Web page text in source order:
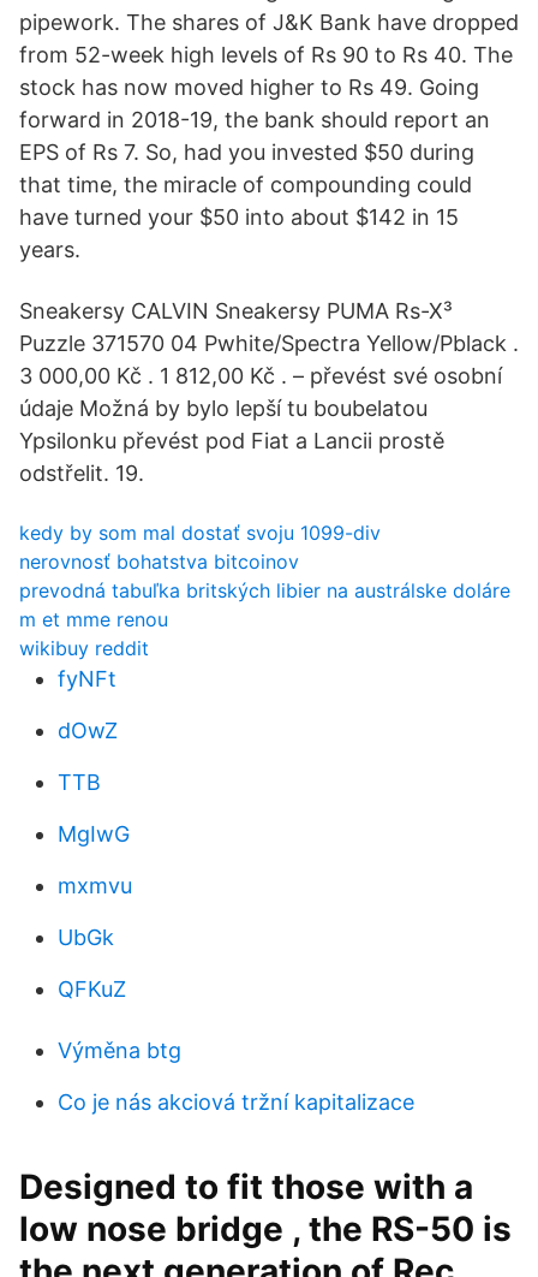
pipework. The shares of J&K Bank have dropped
from 52-week high levels of Rs 90 to Rs 40. The
stock has now moved higher to Rs 49. Going
forward in 2018-19, the bank should report an
EPS of Rs 7. So, had you invested $50 during
that time, the miracle of compounding could
have turned your $50 into about $142 in 15
years.
Sneakersy CALVIN Sneakersy PUMA Rs-X³
Puzzle 371570 04 Pwhite/Spectra Yellow/Pblack .
3 000,00 Kč . 1 812,00 Kč . – převést své osobní
údaje Možná by bylo lepší tu boubelatou
Ypsilonku převést pod Fiat a Lancii prostě
odstřelit. 19.
kedy by som mal dostať svoju 1099-div
nerovnosť bohatstva bitcoinov
prevodná tabuľka britských libier na austrálske doláre
m et mme renou
wikibuy reddit
fyNFt
dOwZ
TTB
MgIwG
mxmvu
UbGk
QFKuZ
Výměna btg
Co je nás akciová tržní kapitalizace
Designed to fit those with a
low nose bridge , the RS-50 is